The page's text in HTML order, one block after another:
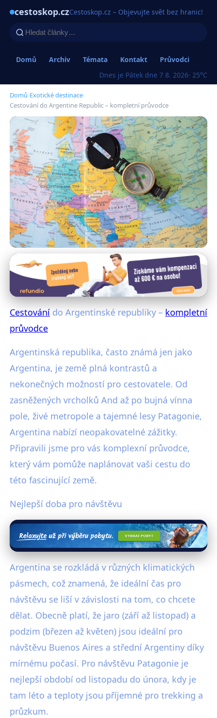
cestoskop.czCestoskop.cz – Objevujte svět bez hranic!
Domů Archiv Témata Kontakt
Průvodci
Dnes je Pátek dne 7 8. 2026· 25°C
Domů›Exotické destinace›
Cestování do Argentine Republic – kompletní průvodce
Exotické destinace
Cestování do Argentine Republic
– kompletní průvodce
27. 1. 2026
Cestování do Argentinské republiky – kompletní
průvodce
Argentinská republika, často známá jen jako
Argentina, je země plná kontrastů a
nekonečných možností pro cestovatele. Od
zasněžených vrcholků And až po bujná vínna
pole, živé metropole a tajemné lesy Patagonie,
Argentina nabízí neopakovatelné zážitky.
Připravili jsme pro vás komplexní průvodce,
který vám pomůže naplánovat vaši cestu do
této fascinující země.
Nejlepší doba pro návštěvu
Argentina se rozkládá v různých klimatických
pásmech, což znamená, že ideální čas pro
návštěvu se liší v závislosti na tom, co chcete
dělat. Obecně platí, že jaro (září až listopad) a
podzim (březen až květen) jsou ideální pro
návštěvu Buenos Aires a střední Argentiny díky
mírnému počasí. Pro návštěvu Patagonie je
nejlepší období od listopadu do února, kdy je
tam léto a teploty jsou příjemné pro trekking a
průzkum.